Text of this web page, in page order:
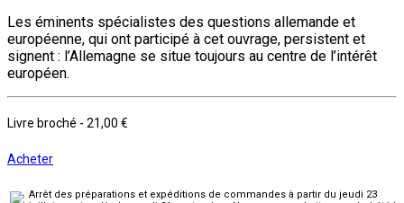
Les éminents spécialistes des questions allemande et
européenne, qui ont participé à cet ouvrage, persistent et
signent : l’Allemagne se situe toujours au centre de l’intérêt
européen.
Livre broché - 21,00 €
Acheter
Arrêt des préparations et expéditions de commandes à partir du jeudi 23